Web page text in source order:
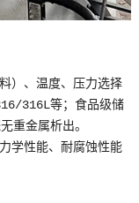
）、温度、压力选择
316L等；食品级储
重金属析出。
学性能、耐腐蚀性能